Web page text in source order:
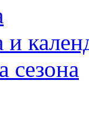
и
сезона